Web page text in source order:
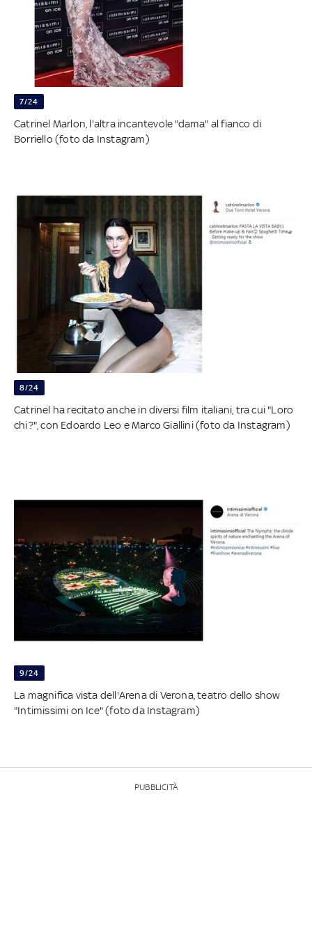
7/24
Catrinel Marlon, l'altra incantevole "dama" al fianco di
Borriello (foto da Instagram)
8/24
Catrinel ha recitato anche in diversi film italiani, tra cui "Loro
chi?", con Edoardo Leo e Marco Giallini (foto da Instagram)
9/24
La magnifica vista dell'Arena di Verona, teatro dello show
"Intimissimi on Ice" (foto da Instagram)
PUBBLICITÀ